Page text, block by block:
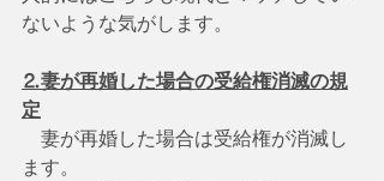
ないような気がします。
⒉妻が再婚した場合の受給権消滅の規
定
妻が再婚した場合は受給権が消滅し
ます。